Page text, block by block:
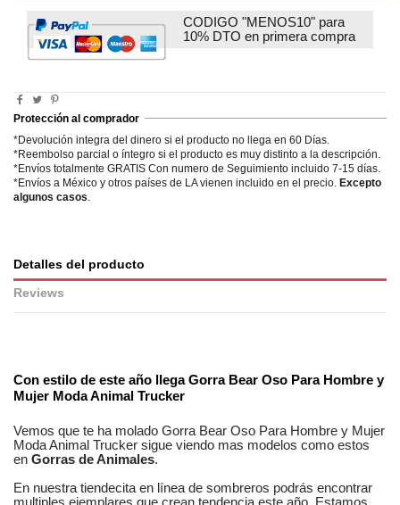
CODIGO "MENOS10" para
10% DTO en primera compra
Protección al comprador
*Devolución integra del dinero si el producto no llega en 60 Días.
*Reembolso parcial o íntegro si el producto es muy distinto a la descripción.
*Envíos totalmente GRATIS Con numero de Seguimiento incluido 7-15 días.
*Envíos a México y otros países de LA vienen incluido en el precio. Excepto
algunos casos.
Detalles del producto
Reviews
Con estilo de este año llegaGorra Bear Oso Para Hombre y
Mujer Moda Animal Trucker
Vemos que te ha molado Gorra Bear Oso Para Hombre y Mujer
Moda Animal Trucker sigue viendo mas modelos como estos
en Gorras de Animales.
En nuestra tiendecita en línea de sombreros podrás encontrar
multiples ejemplares que crean tendencia este año. Estamos